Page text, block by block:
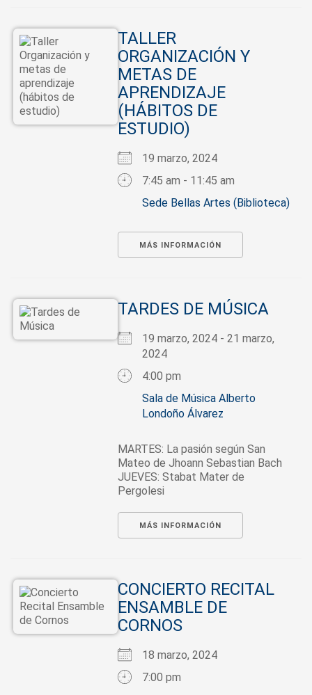
TALLER
ORGANIZACIÓN Y
METAS DE
APRENDIZAJE
(HÁBITOS DE
ESTUDIO)
19 marzo, 2024
7:45 am - 11:45 am
Sede Bellas Artes (Biblioteca)
MÁS INFORMACIÓN
TARDES DE MÚSICA
19 marzo, 2024 - 21 marzo,
2024
4:00 pm
Sala de Música Alberto
Londoño Álvarez
MARTES: La pasión según San
Mateo de Jhoann Sebastian Bach
JUEVES: Stabat Mater de
Pergolesi
MÁS INFORMACIÓN
CONCIERTO RECITAL
ENSAMBLE DE
CORNOS
18 marzo, 2024
7:00 pm